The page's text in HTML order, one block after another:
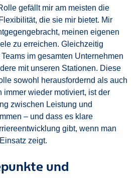
gefällt mir am meisten die
die sie mir bietet. Mir
meinen eigenen
zu erreichen. Gleichzeitig
im gesamten Unternehmen
mit unseren Stationen. Diese
sowohl herausfordernd als auch
immer wieder motiviert, ist der
zwischen Leistung und
– und dass es klare
gibt, wenn man
zeigt.
und